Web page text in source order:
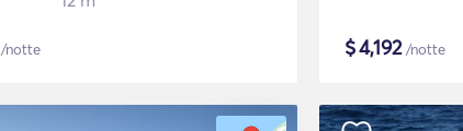
/notte $4,192/notte